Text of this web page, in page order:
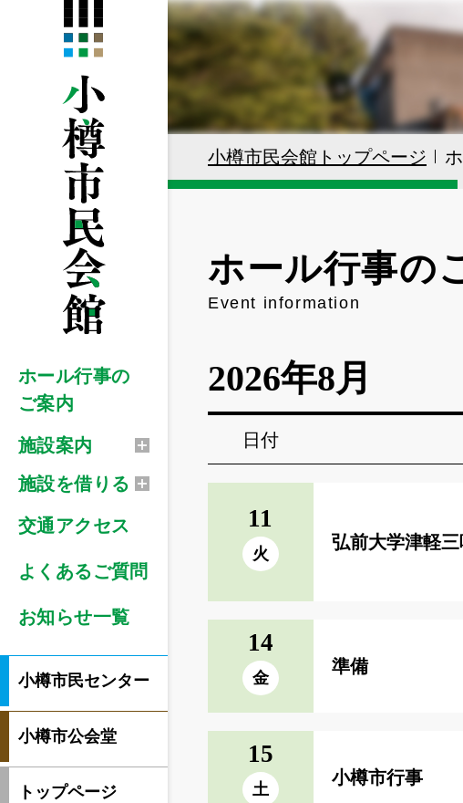
ホール行事の
ご案内
施設案内
施設を借りる
交通アクセス
よくあるご質問
お知らせ一覧
小樽市民センター
小樽市公会堂
トップページ
小樽市民会館トップページ
ホール行事の
Event information
2026年8月
日付
11
火
弘前大学津軽
14
金
準備
15
土
小樽市行事